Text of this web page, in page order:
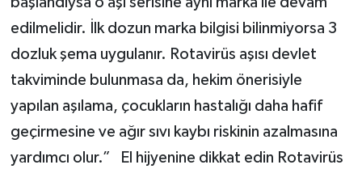
edilmelidir. İlk dozun marka bilgisi bilinmiyorsa 3
dozluk şema uygulanır. Rotavirüs aşısı devlet
takviminde bulunmasa da, hekim önerisiyle
yapılan aşılama, çocukların hastalığı daha hafif
geçirmesine ve ağır sıvı kaybı riskinin azalmasına
yardımcı olur.” El hijyenine dikkat edin Rotavirüs